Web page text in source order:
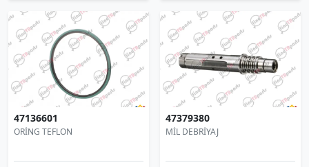
47136601
ORİNG TEFLON
47379380
MİL DEBRİYAJ